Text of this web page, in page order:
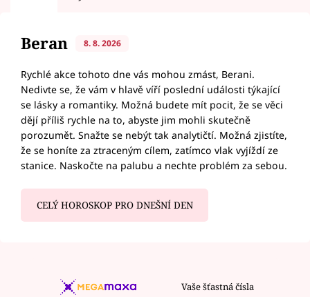
Beran 8. 8. 2026
Rychlé akce tohoto dne vás mohou zmást, Berani.
Nedivte se, že vám v hlavě víří poslední události týkající
se lásky a romantiky. Možná budete mít pocit, že se věci
dějí příliš rychle na to, abyste jim mohli skutečně
porozumět. Snažte se nebýt tak analytičtí. Možná zjistíte,
že se honíte za ztraceným cílem, zatímco vlak vyjíždí ze
stanice. Naskočte na palubu a nechte problém za sebou.
CELÝ HOROSKOP PRO DNEŠNÍ DEN
Vaše šťastná čísla